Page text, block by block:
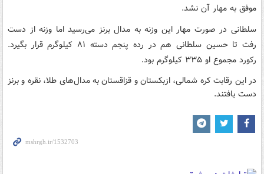
موفق به مهار آن نشد.
سلطانی در صورت مهار این وزنه به مدال برنز می‌رسید اما وزنه از دست
رفت تا حسین سلطانی هم در رده پنجم دسته ۸۱ کیلوگرم قرار بگیرد.
رکورد مجموع او ۳۳۵ کیلوگرم بود.
در این رقابت کره شمالی، ازبکستان و قزاقستان به مدال‌های طلا، نقره و برنز
دست یافتند.